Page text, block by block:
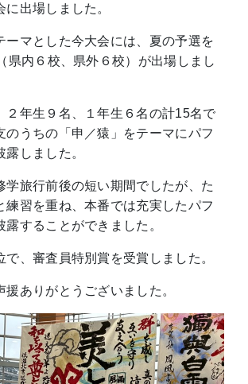
に出場しました。
ーマとした今大会には、夏の予選を
県内６校、県外６校）が出場しまし
２年生９名、１年生６名の計15名で
のうちの「申／猿」をテーマにパフ
露しました。
学旅行前後の短い期間でしたが、た
練習を重ね、本番では充実したパフ
露することができました。
で、審査員特別賞を受賞しました。
援ありがとうございました。